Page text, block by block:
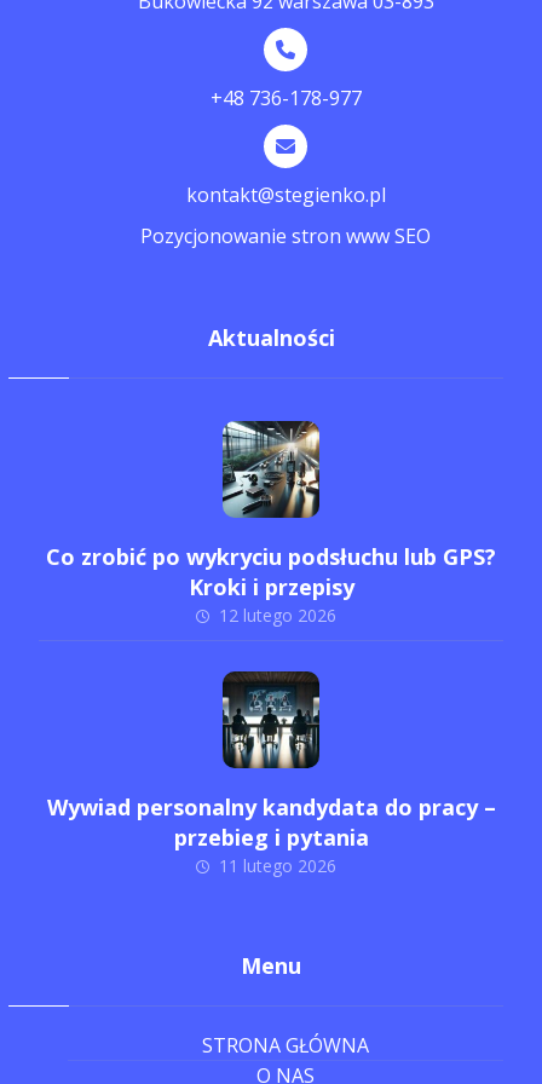
+48 736-178-977
kontakt@stegienko.pl
Pozycjonowanie stron www SEO
Aktualności
Co zrobić po wykryciu podsłuchu lub GPS?
Kroki i przepisy
12 lutego 2026
Wywiad personalny kandydata do pracy –
przebieg i pytania
11 lutego 2026
Menu
STRONA GŁÓWNA
O NAS